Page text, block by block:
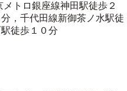
トロ銀座線神田駅徒歩２
，千代田線新御茶ノ水駅徒
徒歩１０分